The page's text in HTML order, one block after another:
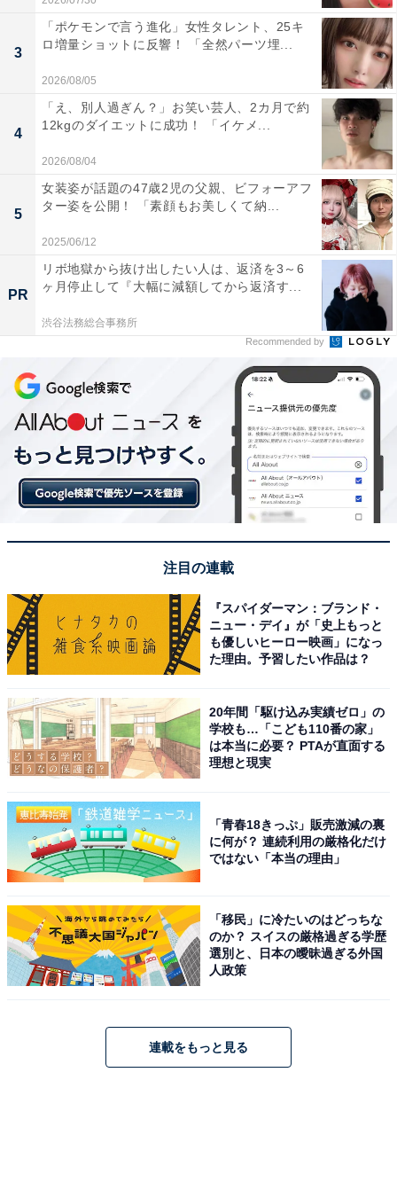
3
「ポケモンで言う進化」女性タレント、25キ
ロ増量ショットに反響！ 「全然パーツ埋...
2026/08/05
4
「え、別人過ぎん？」お笑い芸人、2カ月で約
12kgのダイエットに成功！ 「イケメ...
2026/08/04
5
女装姿が話題の47歳2児の父親、ビフォーアフ
ター姿を公開！ 「素顔もお美しくて納...
2025/06/12
PR
リボ地獄から抜け出したい人は、返済を3～6
ヶ月停止して『大幅に減額してから返済す...
渋谷法務総合事務所
Recommended by
注目の連載
『スパイダーマン：ブランド・
ニュー・デイ』が「史上もっと
も優しいヒーロー映画」になっ
た理由。予習したい作品は？
20年間「駆け込み実績ゼロ」の
学校も…「こども110番の家」
は本当に必要？ PTAが直面する
理想と現実
「青春18きっぷ」販売激減の裏
に何が？ 連続利用の厳格化だけ
ではない「本当の理由」
「移民」に冷たいのはどっちな
のか？ スイスの厳格過ぎる学歴
選別と、日本の曖昧過ぎる外国
人政策
連載をもっと見る